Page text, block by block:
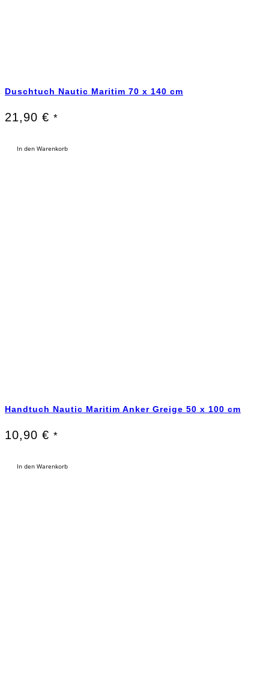
Duschtuch Nautic Maritim 70 x 140 cm
21,90 € *
In den Warenkorb
Handtuch Nautic Maritim Anker Greige 50 x 100 cm
10,90 € *
In den Warenkorb